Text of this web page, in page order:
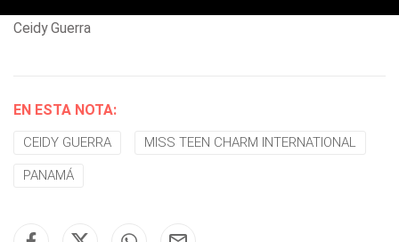
Ceidy Guerra
EN ESTA NOTA:
CEIDY GUERRA MISS TEEN CHARM INTERNATIONAL
PANAMÁ